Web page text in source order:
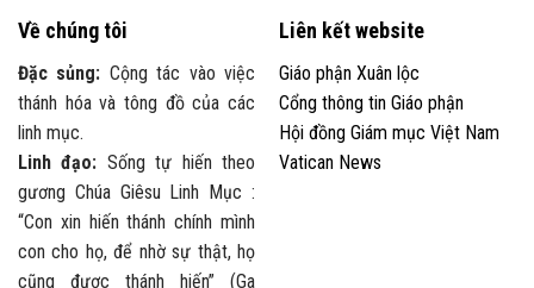
Về chúng tôi
Đặc sủng: Cộng tác vào việc
thánh hóa và tông đồ của các
linh mục.
Linh đạo: Sống tự hiến theo
gương Chúa Giêsu Linh Mục :
“Con xin hiến thánh chính mình
con cho họ, để nhờ sự thật, họ
cũng được thánh hiến” (Ga
Liên kết website
Giáo phận Xuân lộc
Cổng thông tin Giáo phận
Hội đồng Giám mục Việt Nam
Vatican News